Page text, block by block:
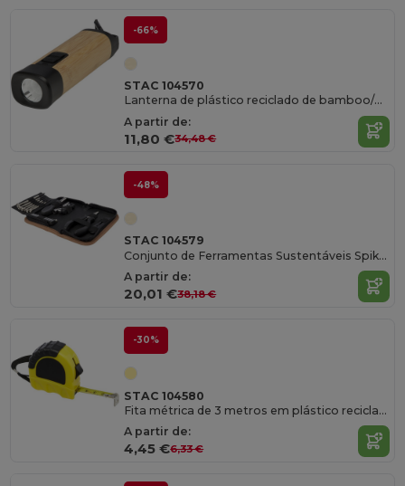
-66%
STAC 104570
Lanterna de plástico reciclado de bamboo/RCS com mosquetão "Kuma"
A partir de:
11,80 €34,48 €
-48%
STAC 104579
Conjunto de Ferramentas Sustentáveis Spike com Bolsa de Cortiça
A partir de:
20,01 €38,18 €
-30%
STAC 104580
Fita métrica de 3 metros em plástico reciclado RCS "Rule"
A partir de:
4,45 €6,33 €